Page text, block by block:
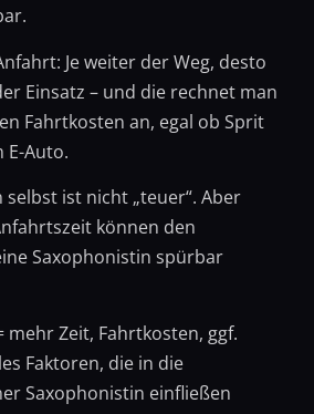
Je weiter der Weg, desto
Einsatz – und die rechnet man
Fahrtkosten an, egal ob Sprit
E-Auto.
selbst ist nicht „teuer“. Aber
können den
Saxophonistin spürbar
mehr Zeit, Fahrtkosten, ggf.
Faktoren, die in die
Saxophonistin einfließen